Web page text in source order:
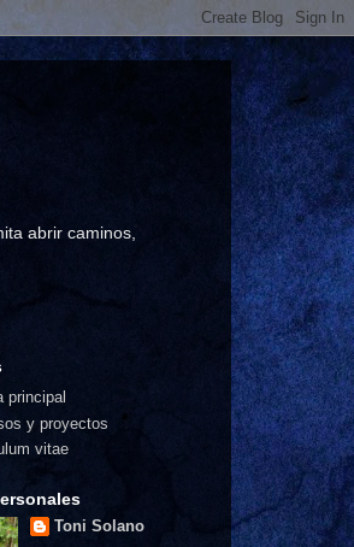
abrir caminos,
principal
y proyectos
vitae
Toni Solano